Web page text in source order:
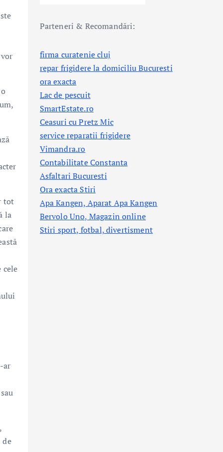
tot
la
cele
ar
de
Parteneri & Recomandări:
firma curatenie cluj
repar frigidere la domiciliu Bucuresti
ora exacta
Lac de pescuit
SmartEstate.ro
Ceasuri cu Pretz Mic
service reparatii frigidere
Vimandra.ro
Contabilitate Constanta
Asfaltari Bucuresti
Ora exacta Stiri
Apa Kangen, Aparat Apa Kangen
Bervolo Uno, Magazin online
Stiri sport, fotbal,divertisment